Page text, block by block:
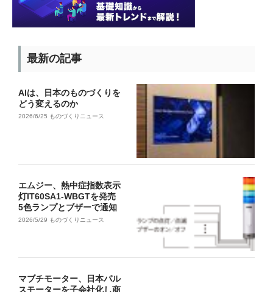
最新の記事
AIは、日本のものづくりを
どう変えるのか
2026/6/25 ものづくりニュース
エムジー、熱中症指数表示
灯IT60SA1-WBGTを発売
5色ランプとブザーで通知
2026/5/29 ものづくりニュース
マブチモーター、日本パル
スモーターを子会社化し商